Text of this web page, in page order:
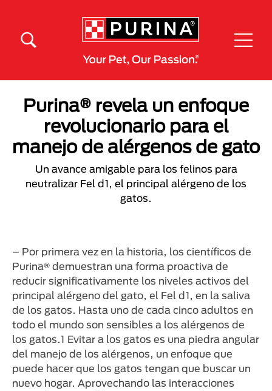
Purina® revela un enfoque
revolucionario para el
manejo de alérgenos de gato
Un avance amigable para los felinos para
neutralizar Fel d1, el principal alérgeno de los
gatos.
– Por primera vez en la historia, los científicos de
Purina® demuestran una forma proactiva de
reducir significativamente los niveles activos del
principal alérgeno del gato, el Fel d1, en la saliva
de los gatos. Hasta uno de cada cinco adultos en
todo el mundo son sensibles a los alérgenos de
los gatos.1 Evitar a los gatos es una piedra angular
del manejo de los alérgenos, un enfoque que
puede hacer que los gatos tengan que buscar un
nuevo hogar. Aprovechando las interacciones